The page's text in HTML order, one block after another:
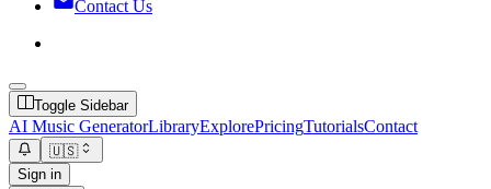
Contact Us
Toggle Sidebar
AI Music GeneratorLibraryExplorePricingTutorialsContact
🇺🇸
Sign in